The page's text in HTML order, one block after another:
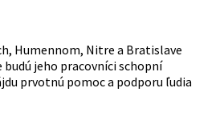
Humennom, Nitre a Bratislave
jeho pracovníci schopní
prvotnú pomoc a podporu ľudia